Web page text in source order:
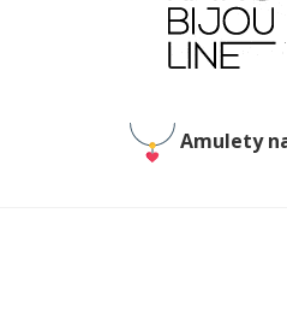
do
nawigacji
do
treści
Amulety